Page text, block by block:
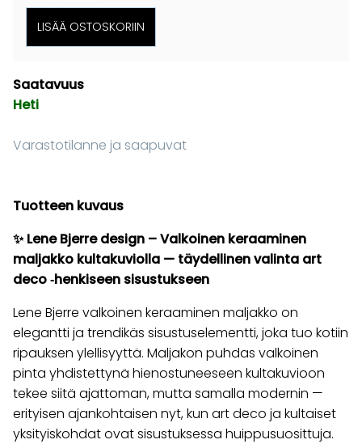
Saatavuus
Heti
Varastotilanne ja saapuvat
Tuotteen kuvaus
✨ Lene Bjerre design – Valkoinen keraaminen
maljakko kultakuviolla — täydellinen valinta art
deco ‑henkiseen sisustukseen
Lene Bjerre valkoinen keraaminen maljakko on
elegantti ja trendikäs sisustuselementti, joka tuo kotiin
ripauksen ylellisyyttä. Maljakon puhdas valkoinen
pinta yhdistettynä hienostuneeseen kultakuvioon
tekee siitä ajattoman, mutta samalla modernin —
erityisen ajankohtaisen nyt, kun art deco ja kultaiset
yksityiskohdat ovat sisustuksessa huippusuosittuja.